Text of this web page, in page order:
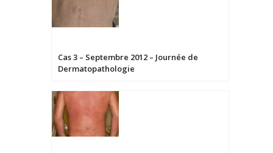
Cas 3 – Septembre 2012 – Journée de
Dermatopathologie